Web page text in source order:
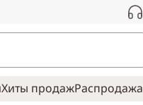
Хиты продажРаспродажа